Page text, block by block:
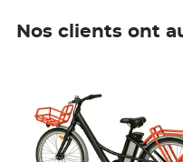
Nos clients ont